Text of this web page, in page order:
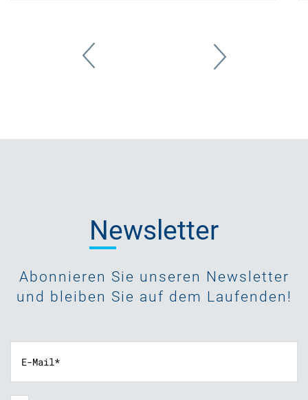
Newsletter
Abonnieren Sie unseren Newsletter
und bleiben Sie auf dem Laufenden!